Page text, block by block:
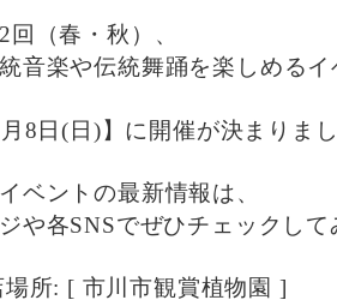
回（春・秋）、
音楽や伝統舞踊を楽しめる
8日(日)】に開催が決まりま
ベントの最新情報は、
や各SNSでぜひチェックして
場所: [ 市川市観賞植物園 ]